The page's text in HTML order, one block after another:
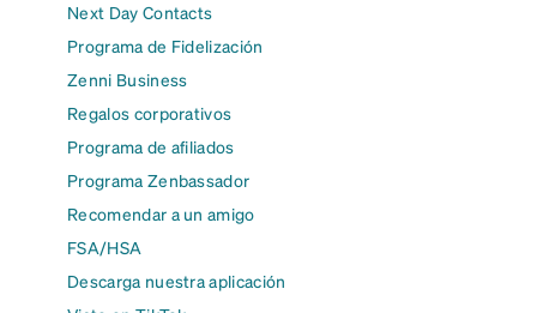
Next Day Contacts
Programa de Fidelización
Zenni Business
Regalos corporativos
Programa de afiliados
Programa Zenbassador
Recomendar a un amigo
FSA/HSA
Descarga nuestra aplicación